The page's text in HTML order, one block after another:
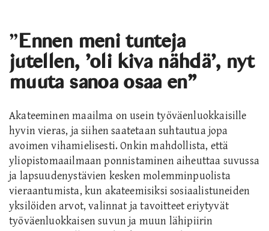
”Ennen meni tunteja
jutellen, ’oli kiva nähdä’, nyt
muuta sanoa osaa en”
Akateeminen maailma on usein työväenluokkaisille
hyvin vieras, ja siihen saatetaan suhtautua jopa
avoimen vihamielisesti. Onkin mahdollista, että
yliopistomaailmaan ponnistaminen aiheuttaa suvussa
ja lapsuudenystävien kesken molemminpuolista
vieraantumista, kun akateemisiksi sosiaalistuneiden
yksilöiden arvot, valinnat ja tavoitteet eriytyvät
työväenluokkaisen suvun ja muun lähipiirin